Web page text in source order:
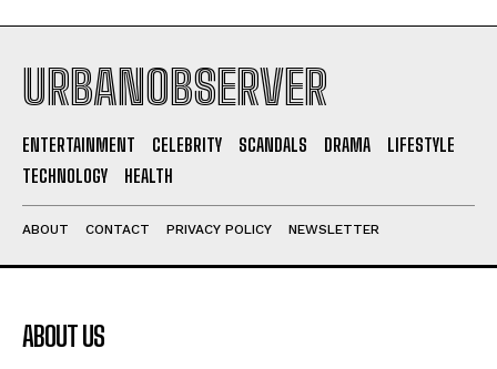
I WANT IN
I've read and accept the Privacy Policy
URBANOBSERVER
ENTERTAINMENT CELEBRITY SCANDALS DRAMA
LIFESTYLE
TECHNOLOGY
HEALTH
ABOUT CONTACT PRIVACY POLICY NEWSLETTER
ABOUT US